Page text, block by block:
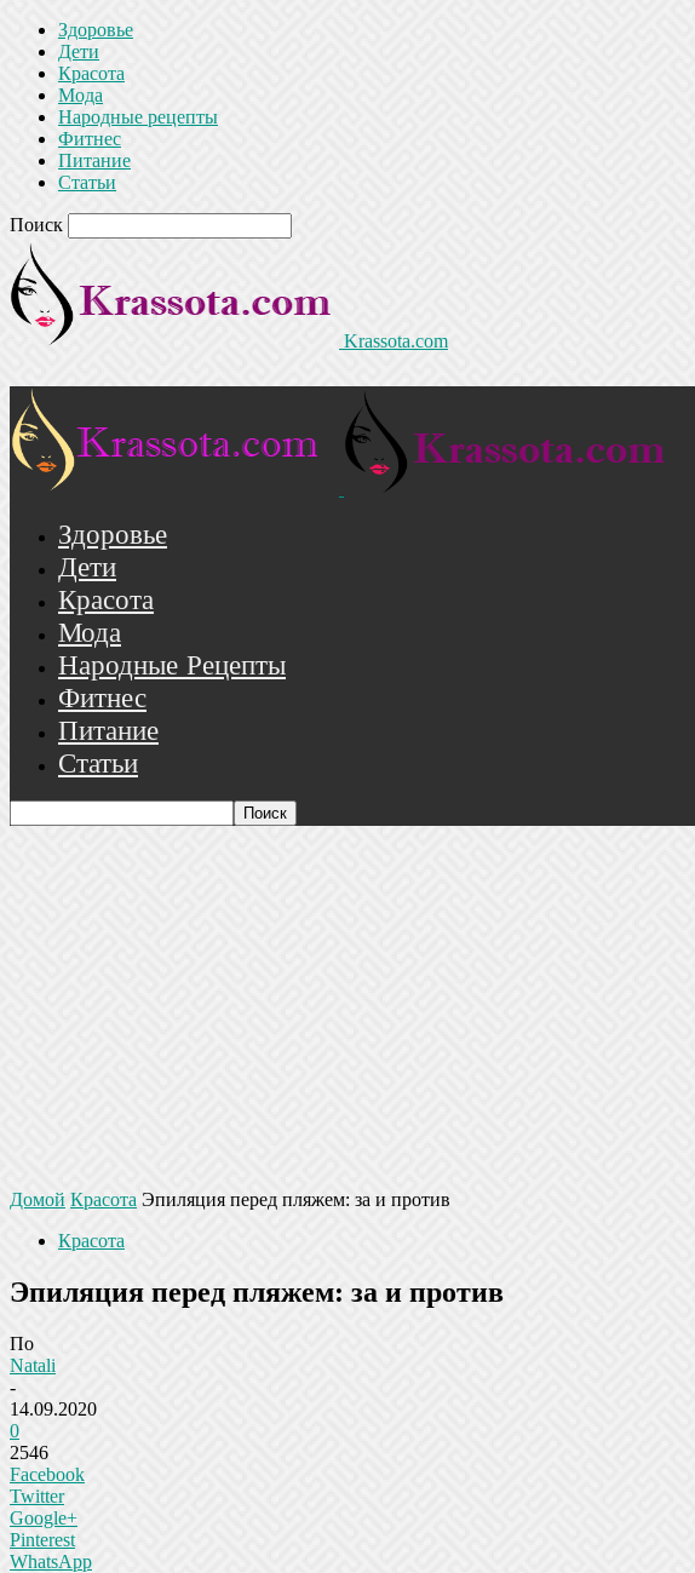
Здоровье
Дети
Красота
Мода
Народные рецепты
Фитнес
Питание
Статьи
Поиск
Krassota.com
Здоровье
Дети
Красота
Мода
Народные Рецепты
Фитнес
Питание
Статьи
Домой Красота Эпиляция перед пляжем: за и против
Красота
Эпиляция перед пляжем: за и против
По
Natali
-
14.09.2020
0
2546
Facebook
Twitter
Google+
Pinterest
WhatsApp